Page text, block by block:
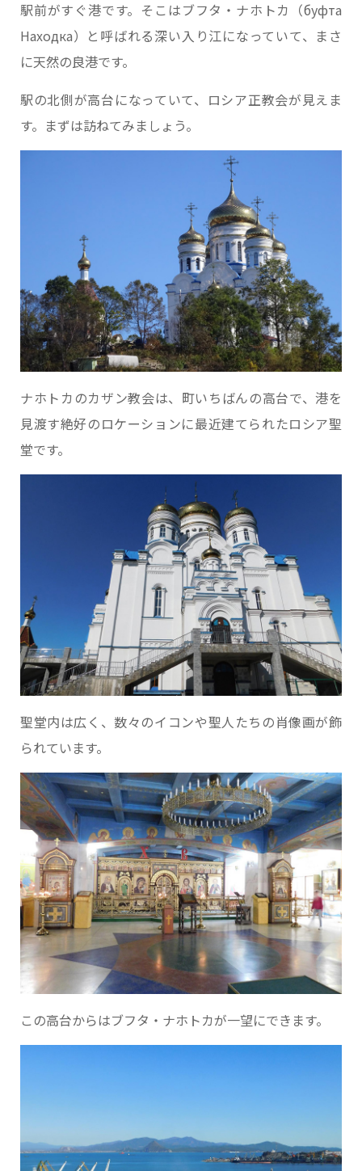
駅前がすぐ港です。そこはブフタ・ナホトカ（буфта
Находка）と呼ばれる深い入り江になっていて、まさ
に天然の良港です。
駅の北側が高台になっていて、ロシア正教会が見えま
す。まずは訪ねてみましょう。
ナホトカのカザン教会は、町いちばんの高台で、港を
見渡す絶好のロケーションに最近建てられたロシア聖
堂です。
聖堂内は広く、数々のイコンや聖人たちの肖像画が飾
られています。
この高台からはブフタ・ナホトカが一望にできます。